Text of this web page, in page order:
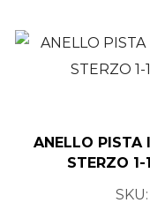
ANELLO PISTA
STERZO 1-